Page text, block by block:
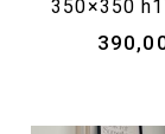
350×350